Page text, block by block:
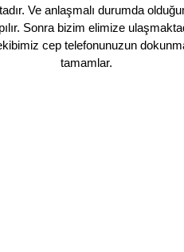
Ve anlaşmalı durumda
Sonra bizim elimize
cep telefonunuzun
tamamlar.